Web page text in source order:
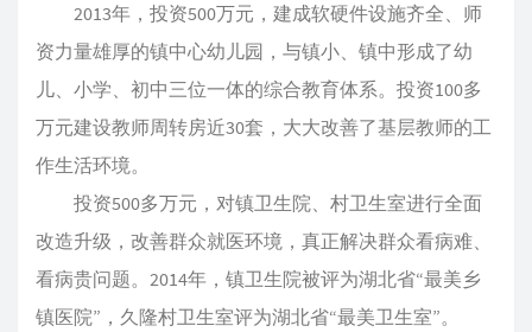
2013年，投资500万元，建成软硬件设施齐全、师
资力量雄厚的镇中心幼儿园，与镇小、镇中形成了幼
儿、小学、初中三位一体的综合教育体系。投资100多
万元建设教师周转房近30套，大大改善了基层教师的工
作生活环境。
投资500多万元，对镇卫生院、村卫生室进行全面
改造升级，改善群众就医环境，真正解决群众看病难、
看病贵问题。2014年，镇卫生院被评为湖北省“最美乡
镇医院”，久隆村卫生室评为湖北省“最美卫生室”。